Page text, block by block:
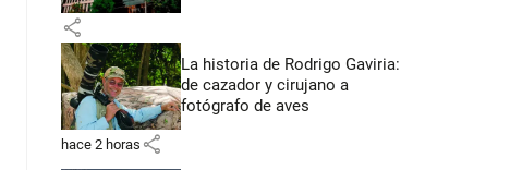
share
La historia de Rodrigo Gaviria:
de cazador y cirujano a
fotógrafo de aves
hace 2 horas share